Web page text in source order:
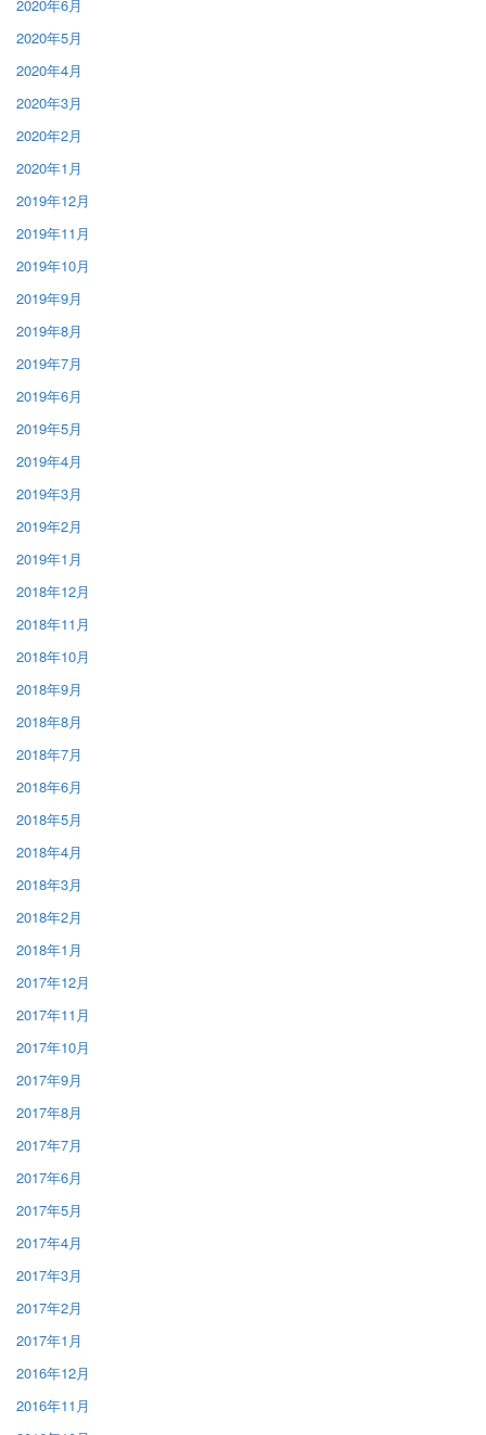
2020年6月
2020年5月
2020年4月
2020年3月
2020年2月
2020年1月
2019年12月
2019年11月
2019年10月
2019年9月
2019年8月
2019年7月
2019年6月
2019年5月
2019年4月
2019年3月
2019年2月
2019年1月
2018年12月
2018年11月
2018年10月
2018年9月
2018年8月
2018年7月
2018年6月
2018年5月
2018年4月
2018年3月
2018年2月
2018年1月
2017年12月
2017年11月
2017年10月
2017年9月
2017年8月
2017年7月
2017年6月
2017年5月
2017年4月
2017年3月
2017年2月
2017年1月
2016年12月
2016年11月